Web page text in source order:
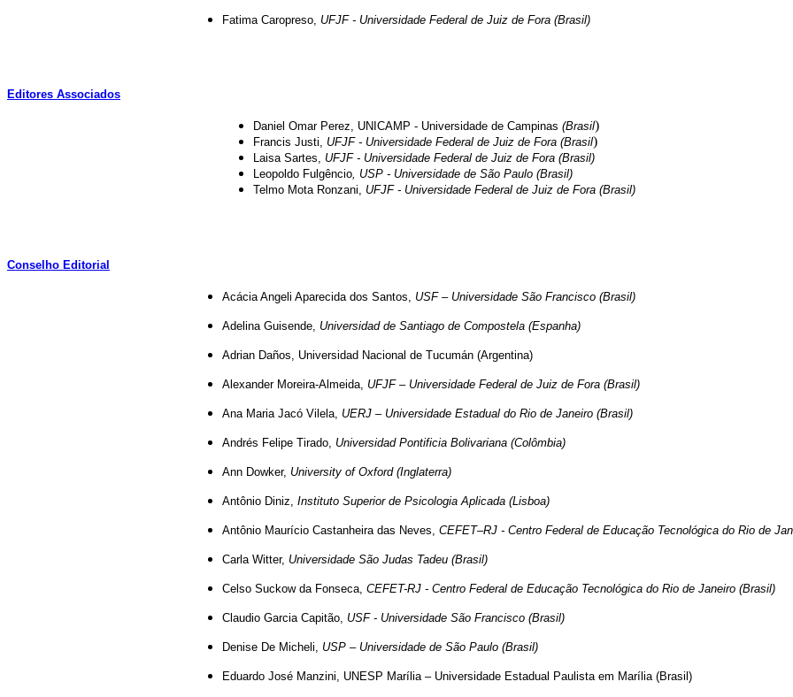
Fatima Caropreso, UFJF - Universidade Federal de Juiz de Fora (Brasil)
Editores Associados
Daniel Omar Perez, UNICAMP - Universidade de Campinas (Brasil)
Francis Justi, UFJF - Universidade Federal de Juiz de Fora (Brasil)
Laisa Sartes, UFJF - Universidade Federal de Juiz de Fora (Brasil)
Leopoldo Fulgêncio, USP - Universidade de São Paulo (Brasil)
Telmo Mota Ronzani, UFJF - Universidade Federal de Juiz de Fora (Brasil)
Conselho Editorial
Acácia Angeli Aparecida dos Santos, USF – Universidade São Francisco (Brasil)
Adelina Guisende, Universidad de Santiago de Compostela (Espanha)
Adrian Daños, Universidad Nacional de Tucumán (Argentina)
Alexander Moreira-Almeida, UFJF – Universidade Federal de Juiz de Fora (Brasil)
Ana Maria Jacó Vilela, UERJ – Universidade Estadual do Rio de Janeiro (Brasil)
Andrés Felipe Tirado, Universidad Pontificia Bolivariana (Colômbia)
Ann Dowker, University of Oxford (Inglaterra)
Antônio Diniz, Instituto Superior de Psicologia Aplicada (Lisboa)
Antônio Maurício Castanheira das Neves, CEFET–RJ - Centro Federal de Educação Tecnológica do Rio de
Carla Witter, Universidade São Judas Tadeu (Brasil)
Celso Suckow da Fonseca, CEFET-RJ - Centro Federal de Educação Tecnológica do Rio de Janeiro (Brasil)
Claudio Garcia Capitão, USF - Universidade São Francisco (Brasil)
Denise De Micheli, USP – Universidade de São Paulo (Brasil)
Eduardo José Manzini, UNESP Marília – Universidade Estadual Paulista em Marília (Brasil)